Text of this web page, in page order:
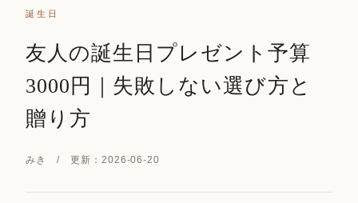
誕生日
友人の誕生日プレゼント予算
3000円｜失敗しない選び方と
贈り方
みき / 更新：2026-06-20